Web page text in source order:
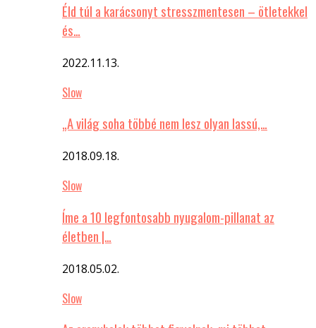
Éld túl a karácsonyt stresszmentesen – ötletekkel
és…
2022.11.13.
Slow
„A világ soha többé nem lesz olyan lassú,…
2018.09.18.
Slow
Íme a 10 legfontosabb nyugalom-pillanat az
életben |…
2018.05.02.
Slow